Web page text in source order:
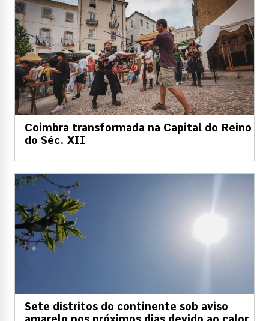
Coimbra transformada na Capital do Reino
do Séc. XII
Sete distritos do continente sob aviso